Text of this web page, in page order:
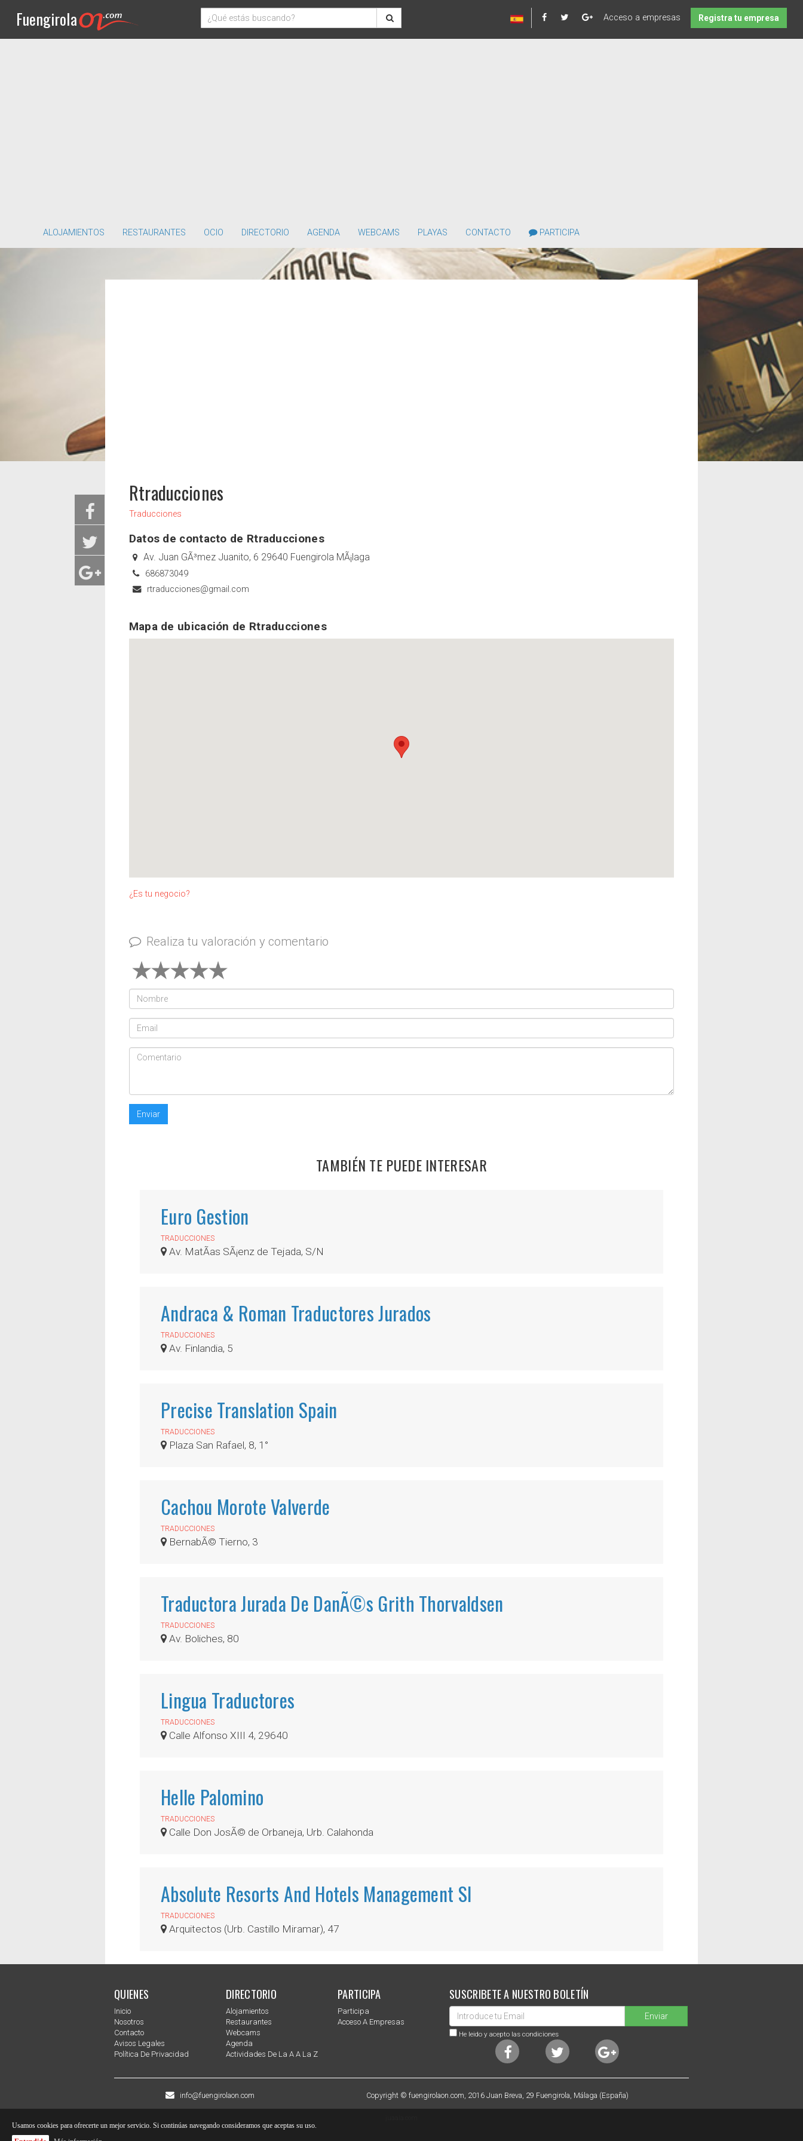
Fuengirola Acceso a empresas Registra tu empresa
ALOJAMIENTOS RESTAURANTES OCIO DIRECTORIO AGENDA WEBCAMS PLAYAS CONTACTO PARTICIPA
Rtraducciones
Traducciones
Datos de contacto de Rtraducciones
Av. Juan GÃ³mez Juanito, 6 29640 Fuengirola MÃ¡laga
686873049
rtraducciones@gmail.com
Mapa de ubicación de Rtraducciones
¿Es tu negocio?
Realiza tu valoración y comentario
Enviar
TAMBIÉN TE PUEDE INTERESAR
Euro Gestion
TRADUCCIONES
Av. MatÃ­as SÃ¡enz de Tejada, S/N
Andraca & Roman Traductores Jurados
TRADUCCIONES
Av. Finlandia, 5
Precise Translation Spain
TRADUCCIONES
Plaza San Rafael, 8, 1°
Cachou Morote Valverde
TRADUCCIONES
BernabÃ© Tierno, 3
Traductora Jurada De DanÃ©s Grith Thorvaldsen
TRADUCCIONES
Av. Boliches, 80
Lingua Traductores
TRADUCCIONES
Calle Alfonso XIII 4, 29640
Helle Palomino
TRADUCCIONES
Calle Don JosÃ© de Orbaneja, Urb. Calahonda
Absolute Resorts And Hotels Management Sl
TRADUCCIONES
Arquitectos (Urb. Castillo Miramar), 47
QUIENES
Inicio
Nosotros
Contacto
Avisos Legales
Política De Privacidad
DIRECTORIO
Alojamientos
Restaurantes
Webcams
Agenda
Actividades De La A A La Z
PARTICIPA
Participa
Acceso A Empresas
SUSCRIBETE A NUESTRO BOLETÍN
Enviar
He leido y acepto las condiciones
info@fuengirolaon.com Copyright © fuengirolaon.com, 2016 Juan Breva, 29 Fuengirola, Málaga (España)
Usamos cookies para ofrecerte un mejor servicio. Si continúas navegando consideramos que aceptas su uso.